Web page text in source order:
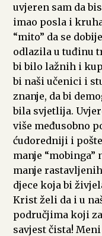
uvjeren sam da
imao posla i
“mito” da se
odlazila u tuđinu
bi bilo lažnih i
bi naši učenici i
znanje, da bi
bila svjetlija.
više međusobno
ćudoredniji i
manje “mobinga”
manje
djece koja bi
Krist želi da i u
područjima koji
savjest čista!